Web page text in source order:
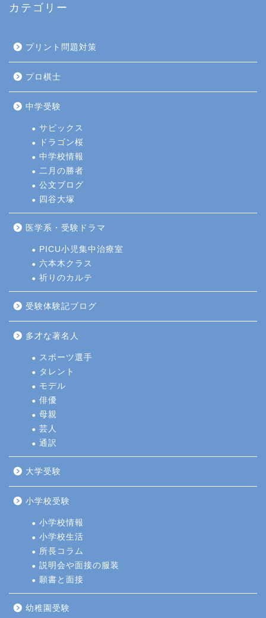
カテゴリー
プリント問題対策
プロ棋士
中学受験
サピックス
ドラゴン桜
中学校情報
二月の勝者
公文ブログ
四谷大塚
医学系・受験ドラマ
PICU小児集中治療室
六本木クラス
祈りのカルテ
受験体験記ブログ
多才な著名人
スポーツ選手
タレント
モデル
俳優
母親
芸人
通訳
大学受験
小学校受験
小学校情報
小学校生活
所長コラム
説明会や面接の服装
願書と面接
幼稚園受験